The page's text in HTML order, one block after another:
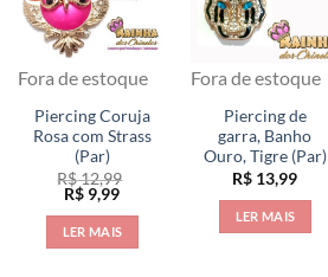
Fora de estoque
Piercing Coruja
Rosa com Strass
(Par)
R$12,99
O
preço
original
era:
R$ 12,99.
R$ 9,99O
atual
é:
R$ 9,99.
LER MAIS
Fora de estoque
Piercing de
garra, Banho
Ouro, Tigre (Par)
R$ 13,99
LER MAIS